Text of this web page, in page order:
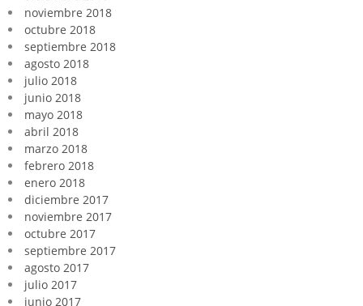
noviembre 2018
octubre 2018
septiembre 2018
agosto 2018
julio 2018
junio 2018
mayo 2018
abril 2018
marzo 2018
febrero 2018
enero 2018
diciembre 2017
noviembre 2017
octubre 2017
septiembre 2017
agosto 2017
julio 2017
junio 2017